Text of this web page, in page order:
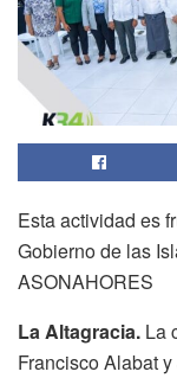
Esta actividad es
Gobierno de las
ASONAHORES
La Altagracia. La
Francisco Alabat